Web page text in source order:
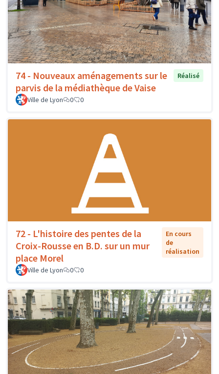
74 - Nouveaux aménagements sur le
parvis de la médiathèque de Vaise
Réalisé
Ville de Lyon 0 0
72 - L'histoire des pentes de la
Croix-Rousse en B.D. sur un mur
place Morel
En cours
de
réalisation
Ville de Lyon 0 0